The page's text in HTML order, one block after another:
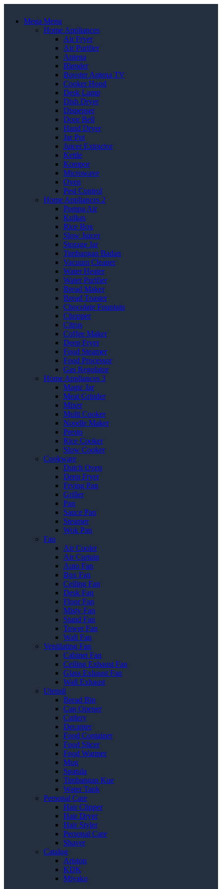
Mega Menu
Home Appliances
Air Fryer
Air Purifier
Antena
Blender
Booster Antena TV
Cooker Hood
Desk Lamp
Dish Dryer
Dispenser
Door Bell
Hand Dryer
Jar Pot
Juicer Extractor
Kettle
Kompor
Microwave
Oven
Pest Control
Home Appliances 2
Pompa Air
Kulkas
Rice Box
Slow Juicer
Storage Jar
Timbangan Badan
Vacuum Cleaner
Water Heater
Water Purifier
Bread Maker
Bread Toaster
Chocolate Fountain
Chopper
Citrus
Coffee Maker
Deep Fryer
Food Steamer
Food Processor
Gas Regulator
Home Appliances 3
Magic Jar
Meat Grinder
Mixer
Multi Cooker
Noodle Maker
Presto
Rice Cooker
Slow Cooker
Cookware
Dutch Oven
Deep Fryer
Frying Pan
Griller
Pan
Sauce Pan
Steamer
Wok Pan
Fan
Air Cooler
Air Curtain
Auto Fan
Box Fan
Ceiling Fan
Desk Fan
Floor Fan
Misty Fan
Stand Fan
Tower Fan
Wall Fan
Ventilating Fan
Cabinet Fan
Ceiling Exhaust Fan
Glass Exhaust Fan
Wall Exhaust
Utensil
Bread Bin
Can Opener
Cutlery
Decanter
Food Container
Food Slicer
Food Warmer
Mug
Spatula
Timbangan Kue
Water Tank
Personal Care
Hair Clipper
Hair Dryer
Hair Styler
Personal Care
Shaver
Catalog
Ariston
KDK
Miyako